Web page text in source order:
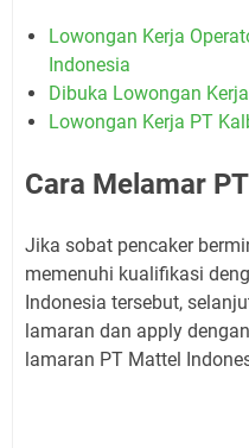
Lowongan Kerja
Indonesia
Dibuka Lowongan
Lowongan Kerja PT
Cara Melamar
Jika sobat pencaker
memenuhi kualifikasi
Indonesia tersebut,
lamaran dan apply
lamaran PT Mattel